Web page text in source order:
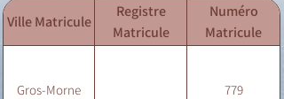
Ville Matricule
Registre
Matricule
Numéro
Matricule
Gros-Morne 779